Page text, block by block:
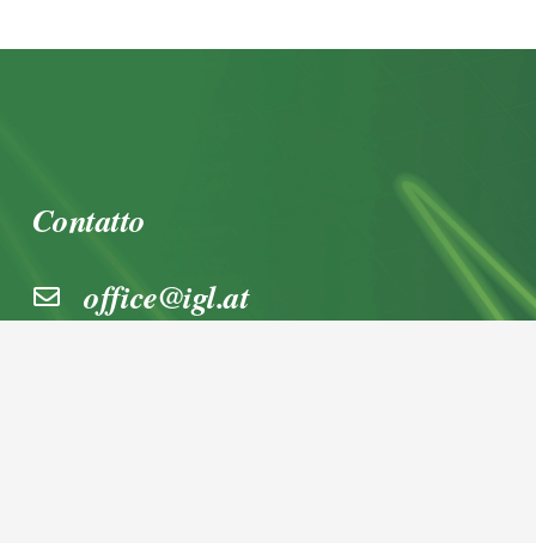
Contatto
office@igl.at